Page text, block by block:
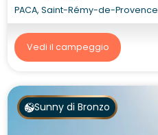
PACA, Saint-Rémy-de-Provence
Vedi il campeggio
Sunny di Bronzo